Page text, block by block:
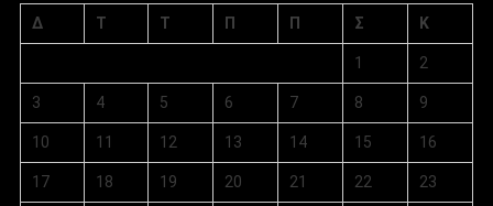
Δ
Τ Τ Π Π Σ Κ
1 2
3 4 5 6 7 8 9
10 11 12 13 14 15 16
17 18 19 20 21 22 23